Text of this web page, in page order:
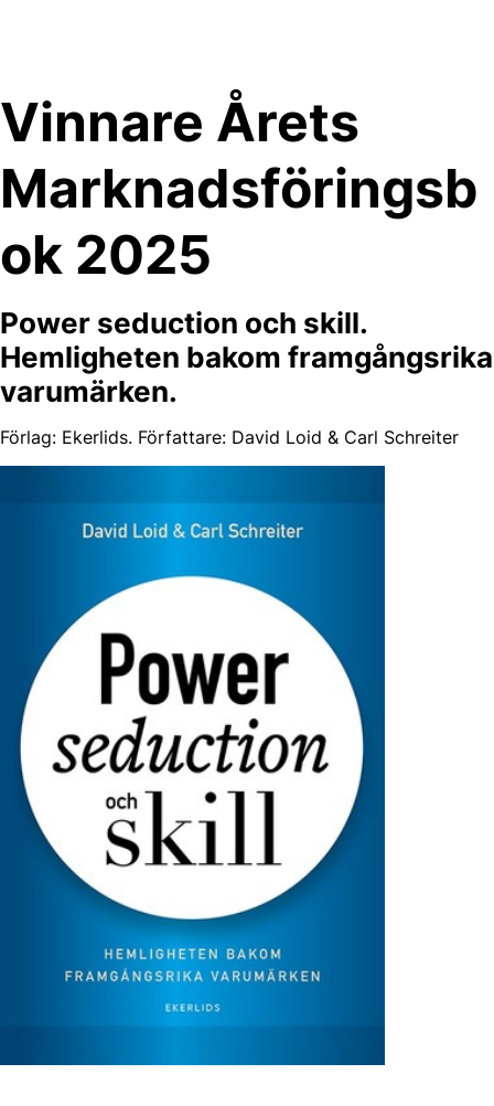
Vinnare Årets
Marknadsföringsb
ok 2025
Power seduction och skill.
Hemligheten bakom framgångsrika
varumärken.
Förlag: Ekerlids. Författare: David Loid & Carl Schreiter